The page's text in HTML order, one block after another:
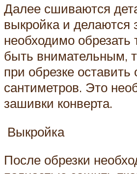
Далее сшиваются
выкройка и делаются
необходимо обрезать
быть внимательным,
при обрезке оставить
сантиметров. Это
зашивки конверта.
Выкройка
После обрезки